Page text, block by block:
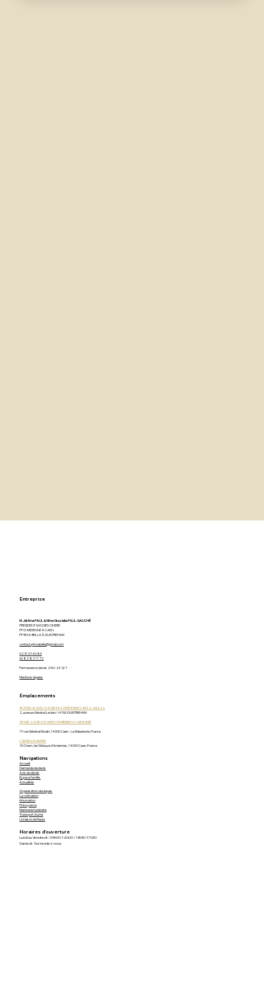
Entreprise
M. Jérôme PAUL & Mme Graziella PAUL-GAUCHÉ
PRÉSIDENT SAS DIES CINERE
PF D'ARDENNE À CAEN
PF RIVA-BELLA À OUISTREHAM
contact.pfrivabella@gmail.com
02 31 07 40 85
06 82 82 11 72
Permanence décès 24h/24 7j/7
Mentions légales
Emplacements
NOTRE AGENCE POMPES FUNÈBRES RIVA-BELLA
2, avenue Général Leclerc 14150 OUISTREHAM
NOTRE AGENCE POMPES FUNÈBRES D'ARDENNE
71 rue Général Moulin, 14000 Caen - La Maladrerie, France
CRÉMATORIUM
15 Chem. de l'Abbaye d'Ardennes, 14000 Caen, France
Navigations
Accueil
Demande de devis
Avis de décès
Espace famille
Actualités
Organisation obsèques
La crémation
Inhumation
Prévoyance
Marbrerie funéraire
Transport d'urne
Livraison de fleurs
Horaires d'ouverture
Lundi au Vendredi : 09h00-12h00 / 13h30-17h30
Samedi : Sur rendez-vous